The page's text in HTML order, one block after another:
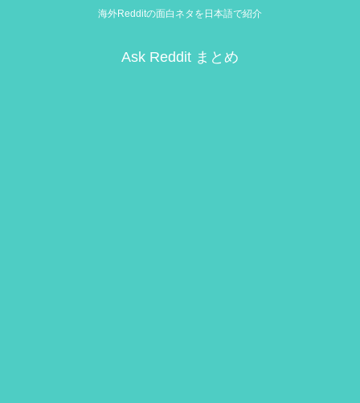
海外Redditの面白ネタを日本語で紹介
Ask Reddit まとめ